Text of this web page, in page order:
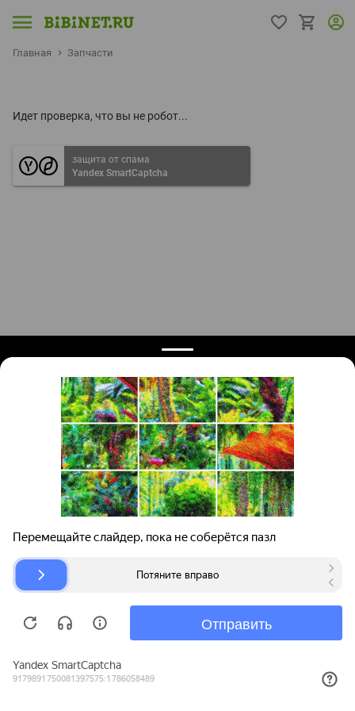
Главная Запчасти
Идет проверка, что вы не робот...
защита от спама
Yandex SmartCaptcha
Поиск запчастей
Для автокомпаний
Авторазборки
О проекте
Помощь
Карта сайта
© bibinet.ru - система поиска запчастей,
Copyright 2010-2026 Все права защищены